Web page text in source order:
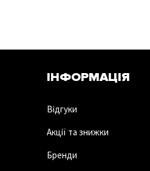
ІНФОРМАЦІЯ
Відгуки
Акції та знижки
Бренди